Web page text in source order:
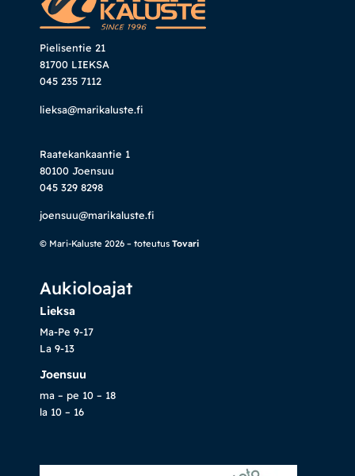
Pielisentie 21
81700 LIEKSA
045 235 7112
lieksa@marikaluste.fi
Raatekankaantie 1
80100 Joensuu
045 329 8298
joensuu@marikaluste.fi
© Mari-Kaluste 2026 – toteutus Tovari
Aukioloajat
Lieksa
Ma-Pe 9-17
La 9-13
Joensuu
ma – pe 10 – 18
la 10 – 16